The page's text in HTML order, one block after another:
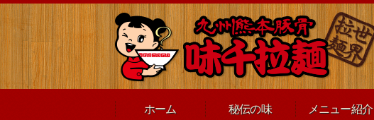
ホーム 秘伝の味 メニュー紹介